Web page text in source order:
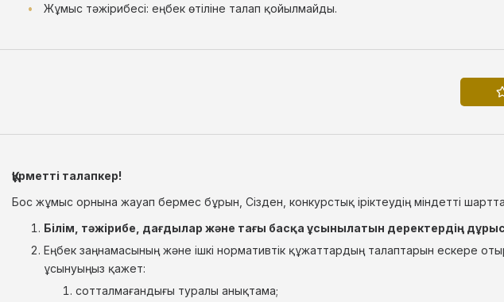
Жұмыс тәжірибесі: еңбек өтіліне талап қойылмайды.
Құрметті талапкер!
Бос жұмыс орнына жауап бермес бұрын, Сізден, конкурстық іріктеудің міндетті
Білім, тәжірибе, дағдылар және тағы басқа ұсынылатын деректердің
Еңбек заңнамасының және ішкі нормативтік құжаттардың талаптарын ескере
ұсынуыңыз қажет:
сотталмағандығы туралы анықтама;